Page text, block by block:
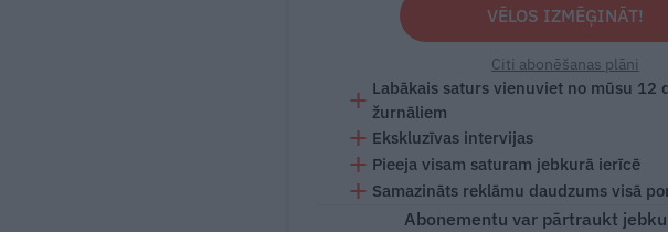
VĒLOS IZMĒĢINĀT!
Citi abonēšanas plāni
Labākais saturs vienuviet no mūsu 12
žurnāliem
Ekskluzīvas intervijas
Pieeja visam saturam jebkurā ierīcē
Samazināts reklāmu daudzums visā
Abonementu var pārtraukt